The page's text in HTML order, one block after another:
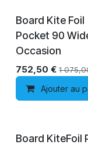
En rupture de stock
Board Kite Foil
Pocket 90
Occasion
752,50 € 1
Ajouter au
Board KiteFoil